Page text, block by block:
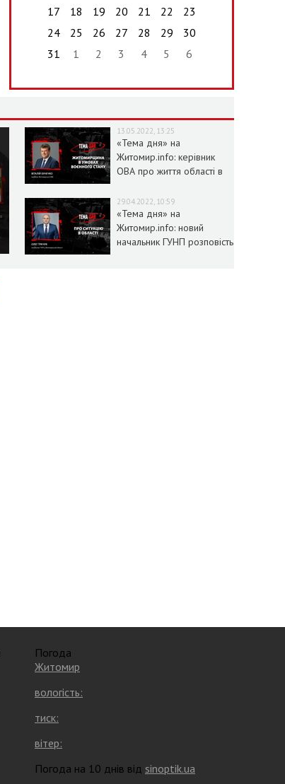
17
18 19 20 21 22
23
24
25 26 27 28 29
30
31
1 2 3 4 5 6
13.05.2022, 13:25
«Тема дня» на
Житомир.info: керівник
ОВА про життя області в
29.04.2022, 10:59
«Тема дня» на
Житомир.info: новий
начальник ГУНП розповість
Погода
Житомир
вологість:
тиск:
вітер:
Погода на 10 днів від sinoptik.ua